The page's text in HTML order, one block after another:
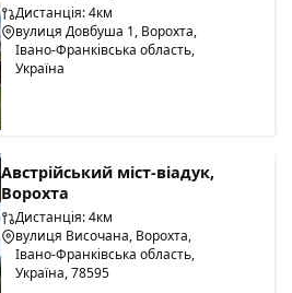
Дистанція: 4км
вулиця Довбуша 1, Ворохта,
Івано-Франківська область,
Україна
Австрійський міст-віадук,
Ворохта
Дистанція: 4км
вулиця Височана, Ворохта,
Івано-Франківська область,
Україна, 78595